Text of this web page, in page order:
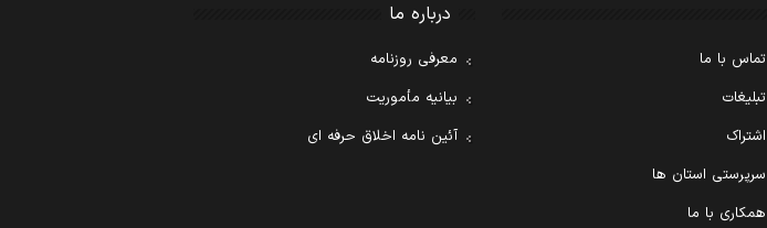
تماس با ما
تبلیغات
اشتراک
سرپرستی استان ها
همکاری با ما
درباره ما
معرفی روزنامه
بیانیه مأموریت
آئین نامه اخلاق حرفه ای